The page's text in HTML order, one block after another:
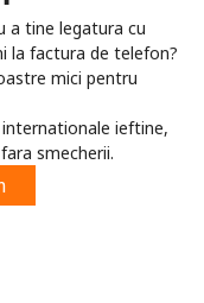
a tine legatura cu
la factura de telefon?
mici pentru
ieftine,
smecherii.